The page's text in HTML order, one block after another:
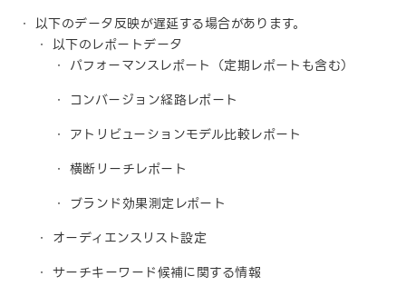
以下のデータ反映が遅延する場合があります。
以下のレポートデータ
パフォーマンスレポート（定期レポートも含む）
コンバージョン経路レポート
アトリビューションモデル比較レポート
横断リーチレポート
ブランド効果測定レポート
オーディエンスリスト設定
サーチキーワード候補に関する情報